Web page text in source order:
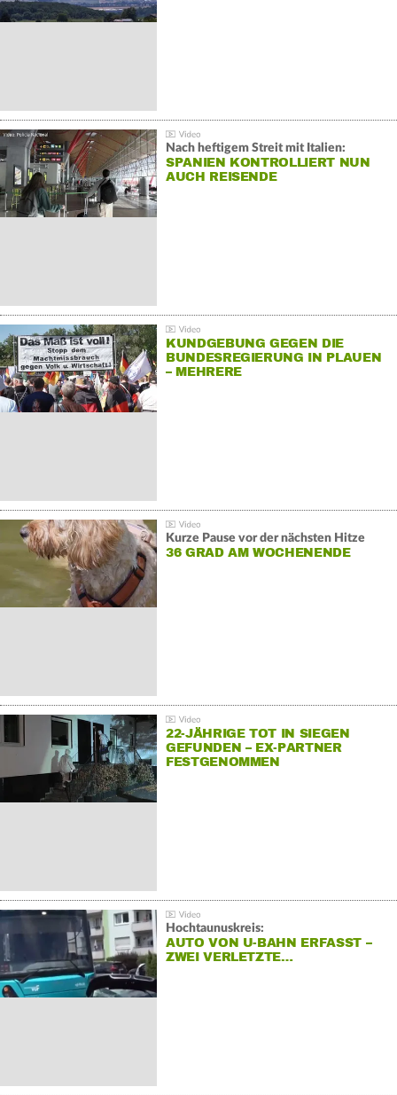
Nach heftigem Streit mit Italien:
SPANIEN KONTROLLIERT NUN
AUCH REISENDE
KUNDGEBUNG GEGEN DIE
BUNDESREGIERUNG IN PLAUEN
– MEHRERE
Kurze Pause vor der nächsten Hitze
36 GRAD AM WOCHENENDE
22-JÄHRIGE TOT IN SIEGEN
GEFUNDEN – EX-PARTNER
FESTGENOMMEN
Hochtaunuskreis:
AUTO VON U-BAHN ERFASST –
ZWEI VERLETZTE…